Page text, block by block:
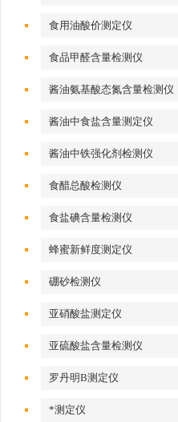
食用油酸价测定仪
食品甲醛含量检测仪
酱油氨基酸态氮含量检测仪
酱油中食盐含量测定仪
酱油中铁强化剂检测仪
食醋总酸检测仪
食盐碘含量检测仪
蜂蜜新鲜度测定仪
硼砂检测仪
亚硝酸盐测定仪
亚硫酸盐含量检测仪
罗丹明B测定仪
*测定仪